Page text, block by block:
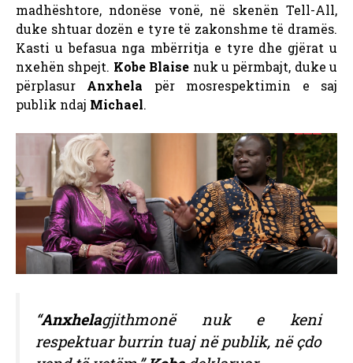
madhështore, ndonëse vonë, në skenën Tell-All,
duke shtuar dozën e tyre të zakonshme të dramës.
Kasti u befasua nga mbërritja e tyre dhe gjërat u
nxehën shpejt. Kobe Blaise nuk u përmbajt, duke u
përplasur Anxhela për mosrespektimin e saj
publik ndaj Michael.
“Anxhelagjithmonë nuk e keni
respektuar burrin tuaj në publik, në çdo